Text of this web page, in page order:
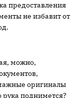
предоставления
не избавит от
можно,
оригиналы
рука поднимется?